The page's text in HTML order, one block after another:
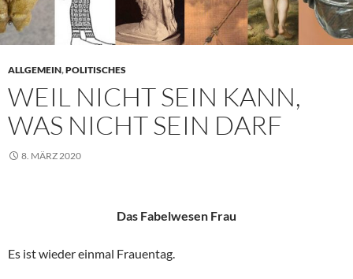
ALLGEMEIN,POLITISCHES
WEIL NICHT SEIN KANN,
WAS NICHT SEIN DARF
8. MÄRZ 2020
Das Fabelwesen Frau
Es ist wieder einmal Frauentag.